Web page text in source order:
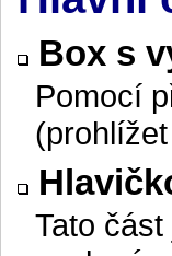
Box s
Pomocí
Tato